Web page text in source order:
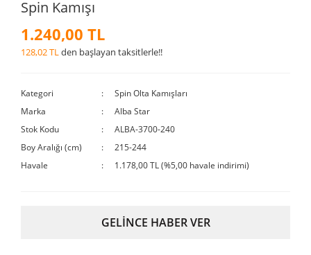
Spin Kamışı
1.240,00 TL
128,02 TLden başlayan taksitlerle!!
Kategori
Spin Olta Kamışları
Marka
Alba Star
Stok Kodu
ALBA-3700-240
Boy Aralığı (cm)
215-244
Havale
1.178,00 TL (%5,00 havale indirimi)
GELİNCE HABER VER